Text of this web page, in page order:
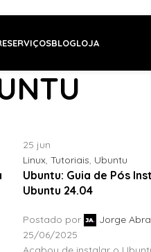
SERVIÇOSBLOGLOJA
25 jun
Linux,Tutoriais, Ubuntu
Ubuntu: Guia de Pós
Ubuntu 24.04
Postado por
Jorge
25/06/2025